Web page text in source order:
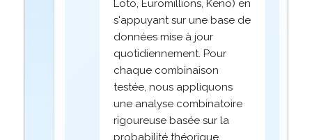
Loto, Euromillions, Keno) en
s'appuyant sur une base de
données mise à jour
quotidiennement. Pour
chaque combinaison
testée, nous appliquons
une analyse combinatoire
rigoureuse basée sur la
probabilité théorique